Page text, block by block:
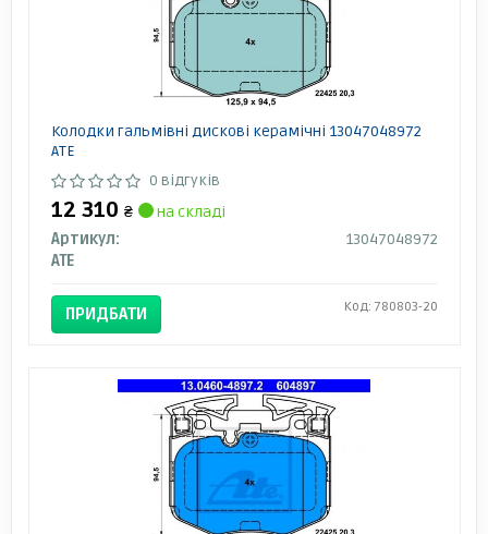
Колодки гальмівні дискові керамічні 13047048972
ATE
0 відгуків
12 310 ₴
на складі
Артикул:
13047048972
ATE
ПРИДБАТИ Код: 780803-20